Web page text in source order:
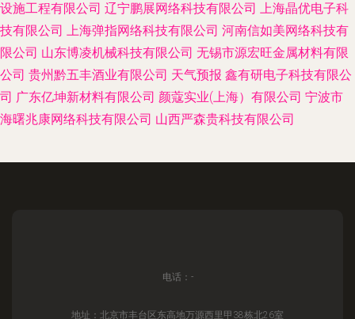
设施工程有限公司 辽宁鹏展网络科技有限公司 上海晶优电子科
技有限公司 上海弹指网络科技有限公司 河南信如美网络科技有
限公司 山东博凌机械科技有限公司 无锡市源宏旺金属材料有限
公司 贵州黔五丰酒业有限公司 天气预报 鑫有研电子科技有限公
司 广东亿坤新材料有限公司 颜蔻实业(上海）有限公司 宁波市
海曙兆康网络科技有限公司 山西严森贵科技有限公司
电话：-
地址：北京市丰台区东高地万源西里甲38栋北26室